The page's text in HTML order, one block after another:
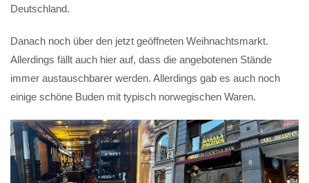
Deutschland.
Danach noch über den jetzt geöffneten Weihnachtsmarkt.
Allerdings fällt auch hier auf, dass die angebotenen Stände
immer austauschbarer werden. Allerdings gab es auch noch
einige schöne Buden mit typisch norwegischen Waren.